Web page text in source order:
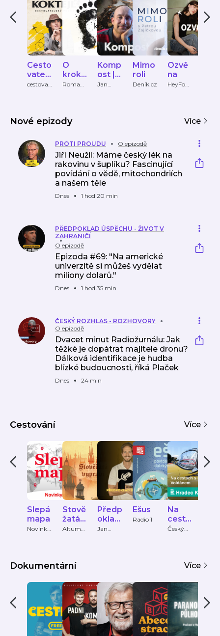
Cesto
vatels
ký
cestovat
O
krok
dál
Romana
Komp
ost |
Podc
Jan
Mimo
roli
Deník.cz
Ozvě
na
HeyFom
ová
Nové epizody Více
PROTI PROUDU O epizodě
Jiří Neužil: Máme český lék na
rakovinu v šuplíku? Fascinující
povídání o vědě, mitochondriích
a našem těle
Dnes 1 hod 20 min
PŘEDPOKLAD ÚSPĚCHU - ŽIVOT V
ZAHRANIČÍ
O epizodě
Epizoda #69: "Na americké
univerzitě si můžeš vydělat
miliony dolarů."
Dnes 1 hod 35 min
ČESKÝ ROZHLAS - ROZHOVORY
O epizodě
Dvacet minut Radiožurnálu: Jak
těžké je dopátrat majitele dronu?
Dálková identifikace je hudba
blízké budoucnosti, říká Plaček
Dnes 24 min
Cestování Více
Slepá
mapa
Novinky.
Stově
žatá
vyprá
Altum
Předp
oklad
úspěc
Jan
Ešus
Radio 1
Na
cestá
ch s
nem
Český
Dokumentární Více